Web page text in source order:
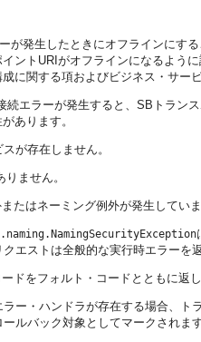
が発生したときにオフラインにす
ントURIがオフラインになるよう
に関する項およびビジネス・サ
続エラーが発生すると、SBトラン
あります。
が存在しません。
ません。
たはネーミング例外が発生してい
エストは全般的な実行時エラー
ドをフォルト・コードとともに返
ー・ハンドラが存在する場合、
ルバック対象としてマークされま